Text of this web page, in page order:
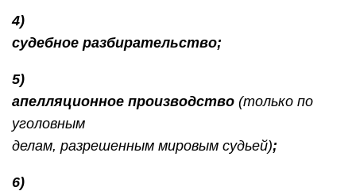
4)
судебное разбирательство;
5)
апелляционное производство (только по
уголовным
делам, разрешенным мировым судьей);
6)